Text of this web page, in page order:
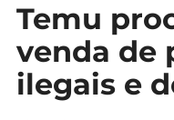
Carreira
Casa
Temu
venda de
ilegais e